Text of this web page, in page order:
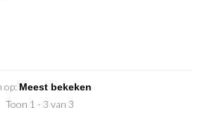
op:
Toon 1 - 3 van 3